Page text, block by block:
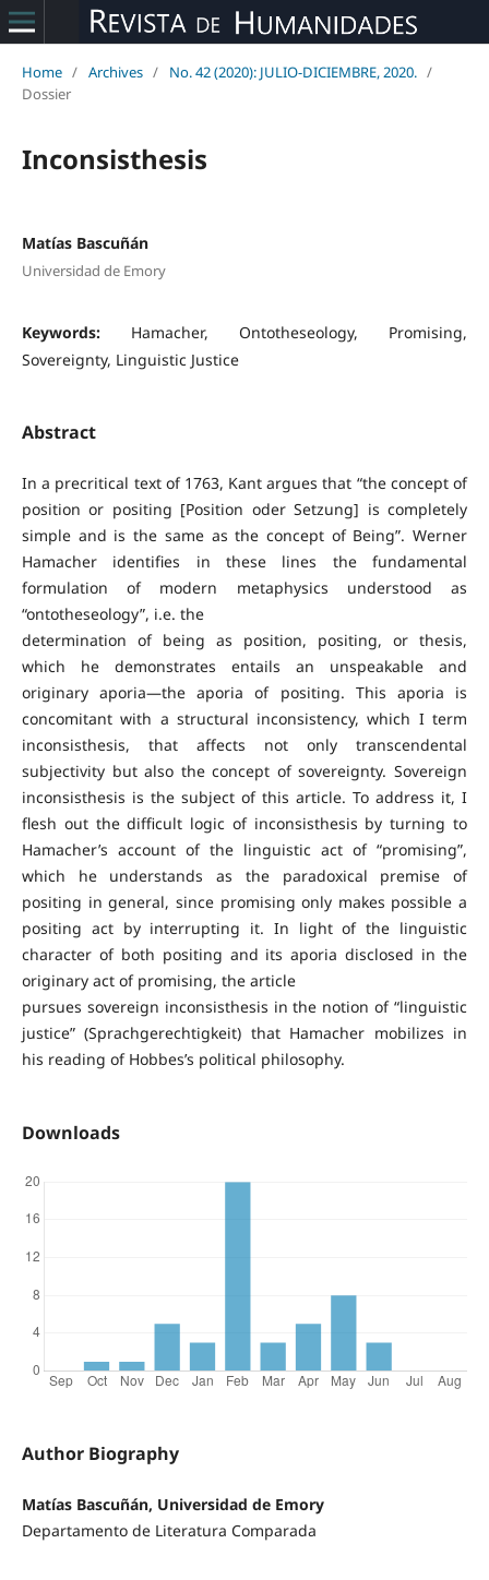
Home / Archives / No. 42 (2020): JULIO-DICIEMBRE, 2020. /
Dossier
Inconsisthesis
Matías Bascuñán
Universidad de Emory
Keywords: Hamacher, Ontotheseology, Promising,
Sovereignty, Linguistic Justice
Abstract
In a precritical text of 1763, Kant argues that “the concept of
position or positing [Position oder Setzung] is completely
simple and is the same as the concept of Being”. Werner
Hamacher identifies in these lines the fundamental
formulation of modern metaphysics understood as
“ontotheseology”, i.e. the
determination of being as position, positing, or thesis,
which he demonstrates entails an unspeakable and
originary aporia—the aporia of positing. This aporia is
concomitant with a structural inconsistency, which I term
inconsisthesis, that affects not only transcendental
subjectivity but also the concept of sovereignty. Sovereign
inconsisthesis is the subject of this article. To address it, I
flesh out the difficult logic of inconsisthesis by turning to
Hamacher’s account of the linguistic act of “promising”,
which he understands as the paradoxical premise of
positing in general, since promising only makes possible a
positing act by interrupting it. In light of the linguistic
character of both positing and its aporia disclosed in the
originary act of promising, the article
pursues sovereign inconsisthesis in the notion of “linguistic
justice” (Sprachgerechtigkeit) that Hamacher mobilizes in
his reading of Hobbes’s political philosophy.
Downloads
Author Biography
Matías Bascuñán, Universidad de Emory
Departamento de Literatura Comparada